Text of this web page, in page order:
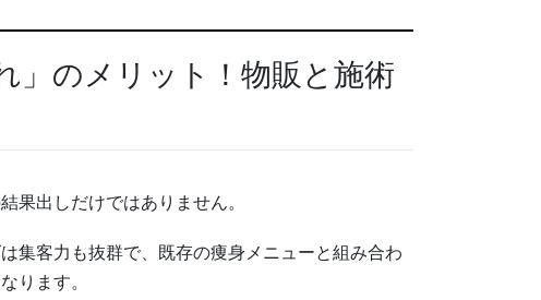
」のメリット！物販と施術
果出しだけではありません。
集客力も抜群で、既存の痩身メニューと組み合わ
ります。